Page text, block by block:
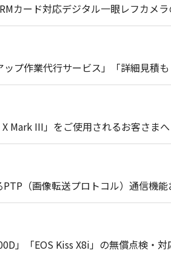
カード対応デジタル一眼レフカメ
プ作業代行サービス」「詳細見積
Mark III」をご使用されるお客さまへ
（画像転送プロトコル）通信機
」「EOS Kiss X8i」の無償点検・